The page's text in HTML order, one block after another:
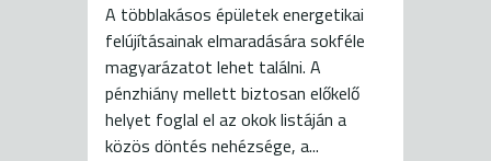
A többlakásos épületek energetikai
felújításainak elmaradására sokféle
magyarázatot lehet találni. A
pénzhiány mellett biztosan előkelő
helyet foglal el az okok listáján a
közös döntés nehézsége, a...